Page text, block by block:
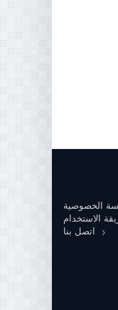
الخصوصية
الاستخدام
اتصل بنا